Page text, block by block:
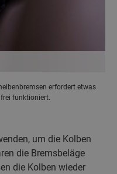
erfordert etwas
funktioniert.
um die Kolben
die Bremsbeläge
die Kolben wieder